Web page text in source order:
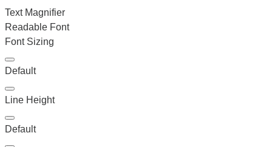
Text Magnifier
Readable Font
Font Sizing
Default
Line Height
Default